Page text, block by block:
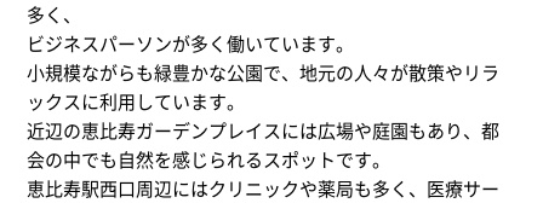
多く、
ビジネスパーソンが多く働いています。
小規模ながらも緑豊かな公園で、地元の人々が散策やリラ
ックスに利用しています。
近辺の恵比寿ガーデンプレイスには広場や庭園もあり、都
会の中でも自然を感じられるスポットです。
恵比寿駅西口周辺にはクリニックや薬局も多く、医療サー